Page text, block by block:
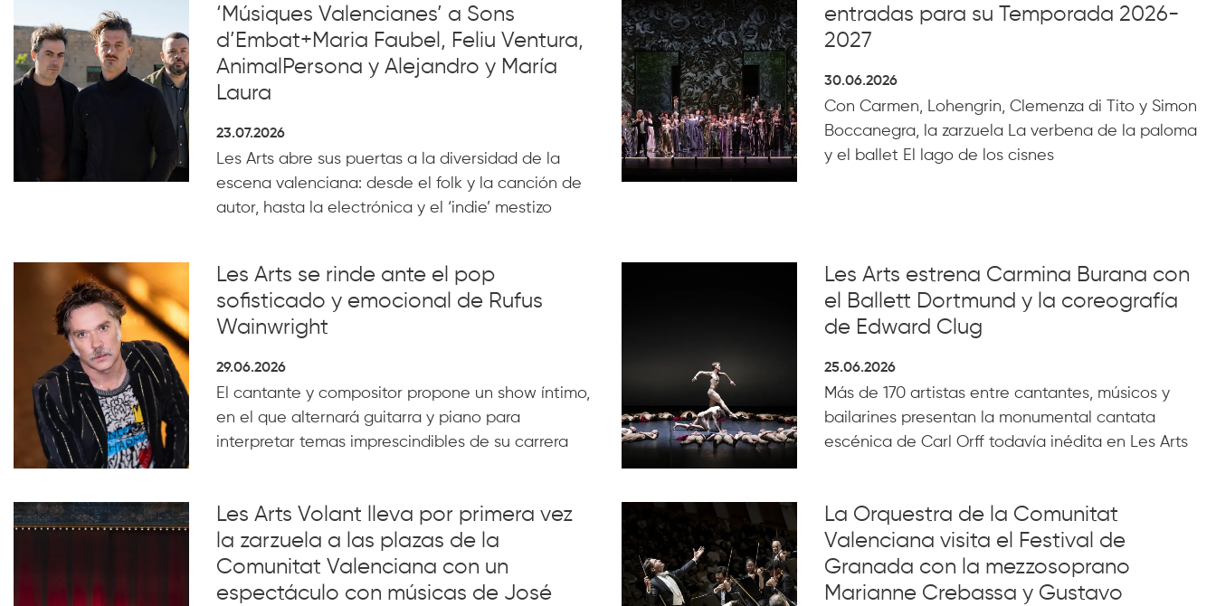
‘Músiques Valencianes’ a Sons
d’Embat+Maria Faubel, Feliu Ventura,
AnimalPersona y Alejandro y María
Laura
23.07.2026
Les Arts abre sus puertas a la diversidad de la
escena valenciana: desde el folk y la canción de
autor, hasta la electrónica y el ‘indie’ mestizo
entradas para su Temporada 2026-
2027
30.06.2026
Con Carmen, Lohengrin, Clemenza di Tito y Simon
Boccanegra, la zarzuela La verbena de la paloma
y el ballet El lago de los cisnes
Les Arts se rinde ante el pop
sofisticado y emocional de Rufus
Wainwright
29.06.2026
El cantante y compositor propone un show íntimo,
en el que alternará guitarra y piano para
interpretar temas imprescindibles de su carrera
Les Arts estrena Carmina Burana con
el Ballett Dortmund y la coreografía
de Edward Clug
25.06.2026
Más de 170 artistas entre cantantes, músicos y
bailarines presentan la monumental cantata
escénica de Carl Orff todavía inédita en Les Arts
Les Arts Volant lleva por primera vez
la zarzuela a las plazas de la
Comunitat Valenciana con un
espectáculo con músicas de José
La Orquestra de la Comunitat
Valenciana visita el Festival de
Granada con la mezzosoprano
Marianne Crebassa y Gustavo